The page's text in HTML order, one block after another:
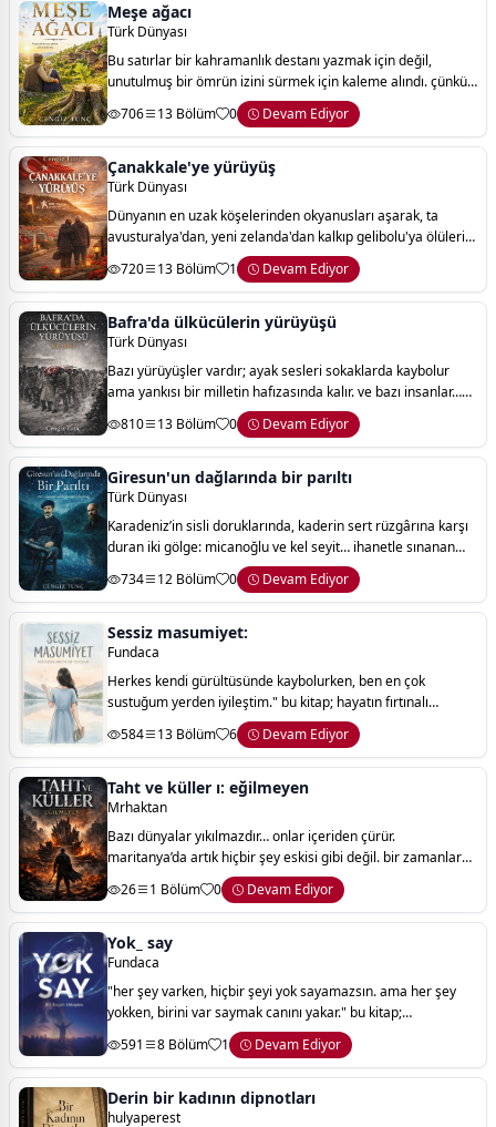
Meşe ağacı
Türk Dünyası
Bu satırlar bir kahramanlık destanı yazmak için değil,
unutulmuş bir ömrün izini sürmek için kaleme alındı. çünkü
bazı hayatlar vardır; ne kadar sessiz yaşanmış olursa olsun,
içlerinde bir çağın kırıl
706 13 Bölüm 0 Devam Ediyor
Çanakkale'ye yürüyüş
Türk Dünyası
Dünyanın en uzak köşelerinden okyanusları aşarak, ta
avusturalya'dan, yeni zelanda'dan kalkıp gelibolu'ya ölülerini
ziyarete gelen düşmanlarımızla, bir adımlık yolu yürümeye
üşenen bizler yarın huzuru
720 13 Bölüm 1 Devam Ediyor
Bafra'da ülkücülerin yürüyüşü
Türk Dünyası
Bazı yürüyüşler vardır; ayak sesleri sokaklarda kaybolur
ama yankısı bir milletin hafızasında kalır. ve bazı insanlar…
kendi geleceklerini bir kenara bırakıp, bir ülkenin yarınını
omuzlarında taşır.
810 13 Bölüm 0 Devam Ediyor
Giresun'un dağlarında bir parıltı
Türk Dünyası
Karadeniz’in sisli doruklarında, kaderin sert rüzgârına karşı
duran iki gölge: micanoğlu ve kel seyit… ihanetle sınanan
mertlik, dağların sessizliğinde yankılanır. bir yanda dostluk,
bir yanda pusuda
734 12 Bölüm 0 Devam Ediyor
Sessiz masumiyet:
Fundaca
Herkes kendi gürültüsünde kaybolurken, ben en çok
sustuğum yerden iyileştim." bu kitap; hayatın fırtınalı
yollarından geçmiş, kırgınlıklarını sessizce göğüslemiş ama
içindeki saf kalbi ve sadakat aray
584 13 Bölüm 6 Devam Ediyor
Taht ve küller ı: eğilmeyen
Mrhaktan
Bazı dünyalar yıkılmazdır… onlar içeriden çürür.
maritanya’da artık hiçbir şey eskisi gibi değil. bir zamanlar
tek bir irade altında birleşmiş olan bu topraklar, şimdilerde
korku, güç ve sessizlikl
26 1 Bölüm 0 Devam Ediyor
Yok_ say
Fundaca
"her şey varken, hiçbir şeyi yok sayamazsın. ama her şey
yokken, birini var saymak canını yakar." ​bu kitap;
söylenmemiş sözlerin, görülmemiş yüzlerin ve kalbin en
kuytu köşesinde sessizce bekl
591 8 Bölüm 1 Devam Ediyor
Derin bir kadının dipnotları
hulyaperest